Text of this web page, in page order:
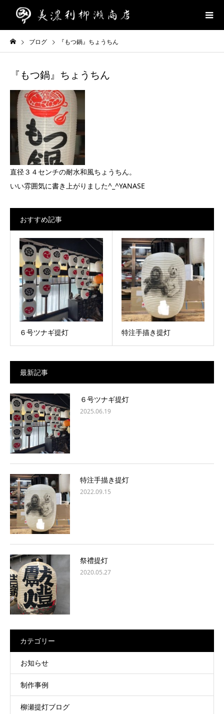
ブログ 『もつ鍋』ちょうちん
『もつ鍋』ちょうちん
直径３４センチの耐水和風ちょうちん。
いい雰囲気に書き上がりました^_^YANASE
おすすめ記事
６号ツナギ提灯 特注手描き提灯
最新記事
６号ツナギ提灯
2025.06.19
特注手描き提灯
2022.09.15
祭禮提灯
2020.05.27
カテゴリー
お知らせ
制作事例
柳瀬提灯ブログ